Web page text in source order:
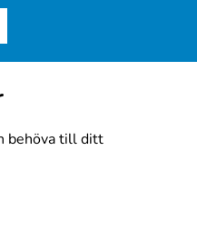
behöva till ditt